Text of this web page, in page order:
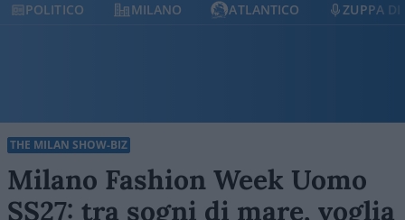
MILANO ATLANTICO ZUPPA DI PORRO
THE MILAN SHOW-BIZ
Milano Fashion Week Uomo
SS27: tra sogni di mare, voglia